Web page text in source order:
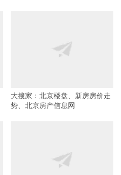
大搜家：北京楼盘、新房房价走
势、北京房产信息网